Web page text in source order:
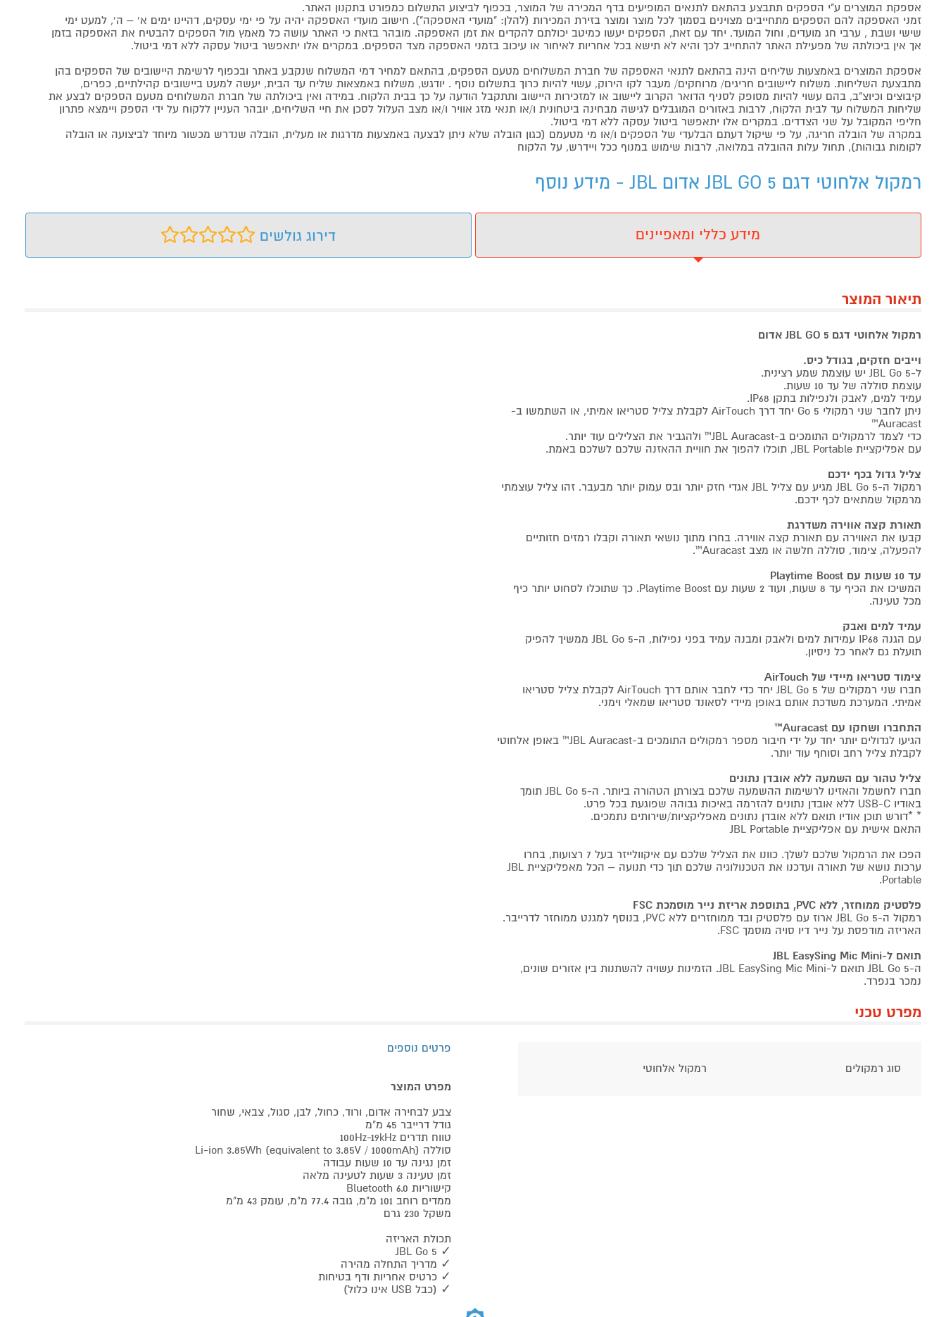
אספקת המוצרים ע"י הספקים תתבצע בהתאם לתנאים המופיעים בדף המכירה של המוצר, בכפוף לביצוע התשלום כמפורט בתקנון האתר.
זמני האספקה להם הספקים מתחייבים מצוינים בסמוך לכל מוצר ומוצר בזירת המכירות (להלן: "מועדי האספקה"). חישוב מועדי האספקה יהיה על פי ימי עסקים, דהיינו ימים א' – ה', למעט ימי
שישי ושבת , ערבי חג מועדים, וחול המועד. יחד עם זאת, הספקים יעשו כמיטב יכולתם להקדים את זמן האספקה. מובהר בזאת כי האתר עושה כל מאמץ מול הספקים להבטיח את האספקה בזמן
אך אין ביכולתה של מפעילת האתר להתחייב לכך והיא לא תישא בכל אחריות לאיחור או עיכוב בזמני האספקה מצד הספקים. במקרים אלו יתאפשר ביטול עסקה ללא דמי ביטול.
אספקת המוצרים באמצעות שליחים הינה בהתאם לתנאי האספקה של חברת המשלוחים מטעם הספקים, בהתאם למחיר דמי המשלוח שנקבע באתר ובכפוף לרשימת היישובים של הספקים בהן
מתבצעת השליחות. משלוח ליישובים חריגים/ מרוחקים/ מעבר לקו הירוק, עשוי להיות כרוך בתשלום נוסף . יודגש, משלוח באמצאות שליח עד הבית, יעשה למעט ביישובים קהילתיים, כפרים,
קיבוצים וכיוצ"ב, בהם עשוי להיות מסופק לסניף הדואר הקרוב ליישוב או למזכירות היישוב ותתקבל הודעה על כך בבית הלקוח. במידה ואין ביכולתה של חברת המשלוחים מטעם הספקים לבצע את
שליחות המשלוח עד לבית הלקוח, לרבות באזורים המוגבלים לגישה מבחינה ביטחונית ו/או תנאי מזג אוויר ו/או מצב העלול לסכן את חיי השליחים, יובהר העניין ללקוח על ידי הספק ויימצא פתרון
חליפי המקובל על שני הצדדים. במקרים אלו יתאפשר ביטול עסקה ללא דמי ביטול.
במקרה של הובלה חריגה, על פי שיקול דעתם הבלעדי של הספקים ו/או מי מטעמם (כגון הובלה שלא ניתן לבצעה באמצעות מדרגות או מעלית, הובלה שנדרש מכשור מיוחד לביצועה או הובלה
לקומות גבוהות), תחול עלות ההובלה במלואה, לרבות שימוש במנוף ככל ויידרש, על הלקוח
רמקול אלחוטי דגם JBL GO 5 אדום JBL - מידע נוסף
מידע כללי ומאפיינים דירוג גולשים
תיאור המוצר
רמקול אלחוטי דגם JBL GO 5 אדום
וייבים חזקים, בגודל כיס.
ל-JBL Go 5 יש עוצמת שמע רצינית.
עוצמת סוללה של עד 10 שעות.
עמיד למים, לאבק ולנפילות בתקן IP68.
ניתן לחבר שני רמקולי Go 5 יחד דרך AirTouch לקבלת צליל סטריאו אמיתי, או השתמשו ב-
Auracast™
כדי לצמד לרמקולים התומכים ב-JBL Auracast™ ולהגביר את הצלילים עוד יותר.
עם אפליקציית JBL Portable, תוכלו להפוך את חוויית ההאזנה שלכם לשלכם באמת.
צליל גדול בכף ידכם
רמקול ה-JBL Go 5 מגיע עם צליל JBL אגדי חזק יותר ובס עמוק יותר מבעבר. זהו צליל עוצמתי
מרמקול שמתאים לכף ידכם.
תאורת קצה אווירה משדרגת
קבעו את האווירה עם תאורת קצה אווירה. בחרו מתוך נושאי תאורה וקבלו רמזים חזותיים
להפעלה, צימוד, סוללה חלשה או מצב Auracast™.
עד 10 שעות עם Playtime Boost
המשיכו את הכיף עד 8 שעות, ועוד 2 שעות עם Playtime Boost. כך שתוכלו לסחוט יותר כיף
מכל טעינה.
עמיד למים ואבק
עם הגנה IP68 עמידות למים ולאבק ומבנה עמיד בפני נפילות, ה-JBL Go 5 ממשיך להפיק
תועלת גם לאחר כל ניסיון.
צימוד סטריאו מיידי של AirTouch
חברו שני רמקולים של JBL Go 5 יחד כדי לחבר אותם דרך AirTouch לקבלת צליל סטריאו
אמיתי. המערכת משדכת אותם באופן מיידי לסאונד סטריאו שמאלי וימני.
התחברו ושחקו עם Auracast™
הגיעו לגדולים יותר יחד על ידי חיבור מספר רמקולים התומכים ב-JBL Auracast™ באופן אלחוטי
לקבלת צליל רחב וסוחף עוד יותר.
צליל טהור עם השמעה ללא אובדן נתונים
חברו לחשמל והאזינו לרשימות ההשמעה שלכם בצורתן הטהורה ביותר. ה-JBL Go 5 תומך
באודיו USB-C ללא אובדן נתונים להזרמה באיכות גבוהה שפוגעת בכל פרט.
* *דורש תוכן אודיו תואם ללא אובדן נתונים מאפליקציות/שירותים נתמכים.
התאם אישית עם אפליקציית JBL Portable
הפכו את הרמקול שלכם לשלך. כוונו את הצליל שלכם עם איקוולייזר בעל 7 רצועות, בחרו
ערכות נושא של תאורה ועדכנו את הטכנולוגיה שלכם תוך כדי תנועה – הכל מאפליקציית JBL
Portable.
פלסטיק ממוחזר, ללא PVC, בתוספת אריזת נייר מוסמכת FSC
רמקול ה-JBL Go 5 ארוז עם פלסטיק ובד ממוחזרים ללא PVC, בנוסף למגנט ממוחזר לדרייבר.
האריזה מודפסת על נייר דיו סויה מוסמך FSC.
תואם ל-JBL EasySing Mic Mini
ה-JBL Go 5 תואם ל-JBL EasySing Mic Mini. הזמינות עשויה להשתנות בין אזורים שונים,
נמכר בנפרד.
מפרט טכני
סוג רמקולים רמקול אלחוטי
פרטים נוספים
מפרט המוצר
צבע לבחירה אדום, ורוד, כחול, לבן, סגול, צבאי, שחור
גודל דרייבר 45 מ"מ
טווח תדרים 100Hz-19kHz
סוללה Li-ion 3.85Wh (equivalent to 3.85V / 1000mAh)
זמן נגינה עד 10 שעות עבודה
זמן טעינה 3 שעות לטעינה מלאה
קישוריות Bluetooth 6.0
ממדים רוחב 101 מ"מ, גובה 77.4 מ"מ, עומק 43 מ"מ
משקל 230 גרם
תכולת האריזה
✓ JBL Go 5
✓ מדריך התחלה מהירה
✓ כרטיס אחריות ודף בטיחות
✓ (כבל USB אינו כלול)